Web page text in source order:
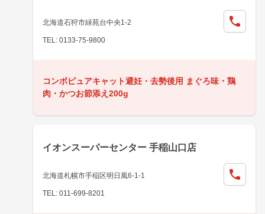
北海道石狩市緑苑台中央1-2
TEL: 0133-75-9800
コンボピュアキャット避妊・去勢後用 まぐろ味・鶏
肉・かつお節添え200g
イオンスーパーセンター 手稲山口店
北海道札幌市手稲区明日風6-1-1
TEL: 011-699-8201